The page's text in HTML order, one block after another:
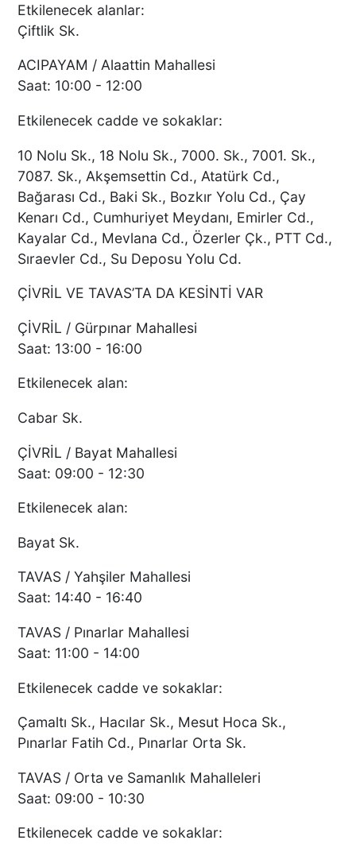
Etkilenecek alanlar:
Çiftlik Sk.
ACIPAYAM / Alaattin Mahallesi
Saat: 10:00 - 12:00
Etkilenecek cadde ve sokaklar:
10 Nolu Sk., 18 Nolu Sk., 7000. Sk., 7001. Sk.,
7087. Sk., Akşemsettin Cd., Atatürk Cd.,
Bağarası Cd., Baki Sk., Bozkır Yolu Cd., Çay
Kenarı Cd., Cumhuriyet Meydanı, Emirler Cd.,
Kayalar Cd., Mevlana Cd., Özerler Çk., PTT Cd.,
Sıraevler Cd., Su Deposu Yolu Cd.
ÇİVRİL VE TAVAS’TA DA KESİNTİ VAR
ÇİVRİL / Gürpınar Mahallesi
Saat: 13:00 - 16:00
Etkilenecek alan:
Cabar Sk.
ÇİVRİL / Bayat Mahallesi
Saat: 09:00 - 12:30
Etkilenecek alan:
Bayat Sk.
TAVAS / Yahşiler Mahallesi
Saat: 14:40 - 16:40
TAVAS / Pınarlar Mahallesi
Saat: 11:00 - 14:00
Etkilenecek cadde ve sokaklar:
Çamaltı Sk., Hacılar Sk., Mesut Hoca Sk.,
Pınarlar Fatih Cd., Pınarlar Orta Sk.
TAVAS / Orta ve Samanlık Mahalleleri
Saat: 09:00 - 10:30
Etkilenecek cadde ve sokaklar: